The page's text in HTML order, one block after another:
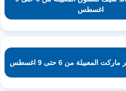
اغسطس
المعبيلة من 6 حتى 9 اغسطس